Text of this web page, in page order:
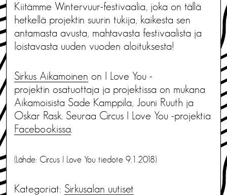
Kiitämme Wintervuur-festivaalia, joka on tällä
hetkellä projektin suurin tukija, kaikesta sen
antamasta avusta, mahtavasta festivaalista ja
loistavasta uuden vuoden aloituksesta!
Sirkus Aikamoinen on I Love You -
projektin osatuottaja ja projektissa on mukana
Aikamoisista Sade Kamppila, Jouni Ruuth ja
Oskar Rask. Seuraa Circus I Love You -projektia
Facebookissa
(Lähde: Circus I Love You tiedote 9.1.2018)
Kategoriat: Sirkusalan uutiset